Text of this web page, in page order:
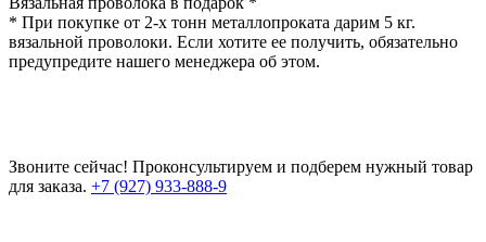
* При покупке от 2-х тонн металлопроката дарим 5 кг.
вязальной проволоки. Если хотите ее получить, обязательно
предупредите нашего менеджера об этом.
Звоните сейчас! Проконсультируем и подберем нужный товар
для заказа. +7 (927) 933-888-9